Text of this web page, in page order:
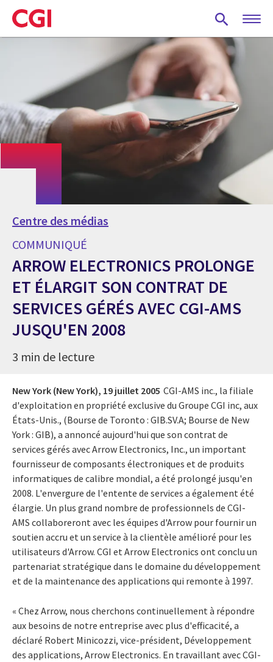
Skip
to
main
Centre des médias
COMMUNIQUÉ
ARROW ELECTRONICS PROLONGE
ET ÉLARGIT SON CONTRAT DE
SERVICES GÉRÉS AVEC CGI-AMS
JUSQU'EN 2008
3 min de lecture
New York (New York), 19 juillet 2005 CGI-AMS inc., la filiale
d'exploitation en propriété exclusive du Groupe CGI inc, aux
États-Unis., (Bourse de Toronto : GIB.SV.A; Bourse de New
York : GIB), a annoncé aujourd'hui que son contrat de
services gérés avec Arrow Electronics, Inc., un important
fournisseur de composants électroniques et de produits
informatiques de calibre mondial, a été prolongé jusqu'en
2008. L'envergure de l'entente de services a également été
élargie. Un plus grand nombre de professionnels de CGI-
AMS collaboreront avec les équipes d'Arrow pour fournir un
soutien accru et un service à la clientèle amélioré pour les
utilisateurs d'Arrow. CGI et Arrow Electronics ont conclu un
partenariat stratégique dans le domaine du développement
et de la maintenance des applications qui remonte à 1997.
« Chez Arrow, nous cherchons continuellement à répondre
aux besoins de notre entreprise avec plus d'efficacité, a
déclaré Robert Minicozzi, vice-président, Développement
des applications, Arrow Electronics. En travaillant avec CGI-